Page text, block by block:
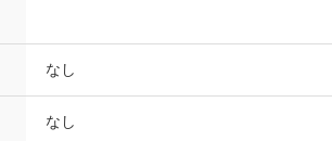
なし
なし